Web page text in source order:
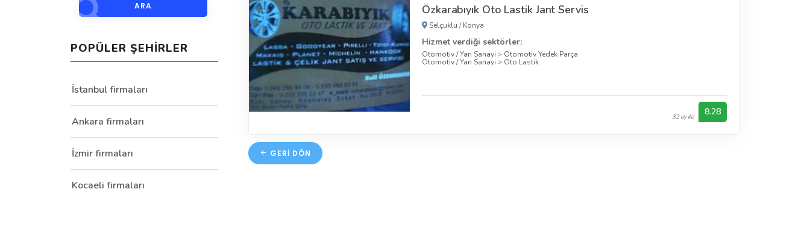
Özkarabıyık Oto Lastik Jant Servis
Selçuklu /Konya
Hizmet verdiği sektörler:
Otomotiv / Yan Sanayi > Otomotiv Yedek Parça
Otomotiv / Yan Sanayi > Oto Lastik
32 oy ile 8.28
GERI DÖN
ARA
POPÜLER ŞEHIRLER
İstanbul firmaları
Ankara firmaları
İzmir firmaları
Kocaeli firmaları